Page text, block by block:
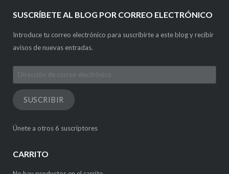
SUSCRÍBETE AL BLOG POR CORREO ELECTRÓNICO
Introduce tu correo electrónico para suscribirte a este blog y recibir
avisos de nuevas entradas.
Dirección
de
correo
electrónico
SUSCRIBIR
Únete a otros 6 suscriptores
CARRITO